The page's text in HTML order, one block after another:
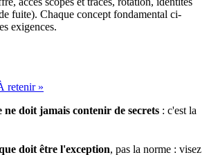
fuite). Chaque concept fondamental ci-
exigences.
retenir »
ne doit jamais contenir de secrets : c'est la
doit être l'exception, pas la norme : visez